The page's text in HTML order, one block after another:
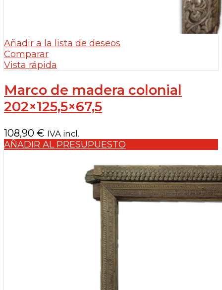
Añadir a la lista de deseos
Comparar
Vista rápida
Marco de madera colonial
202×125,5×67,5
108,90 € IVA incl.
AÑADIR AL PRESUPUESTO